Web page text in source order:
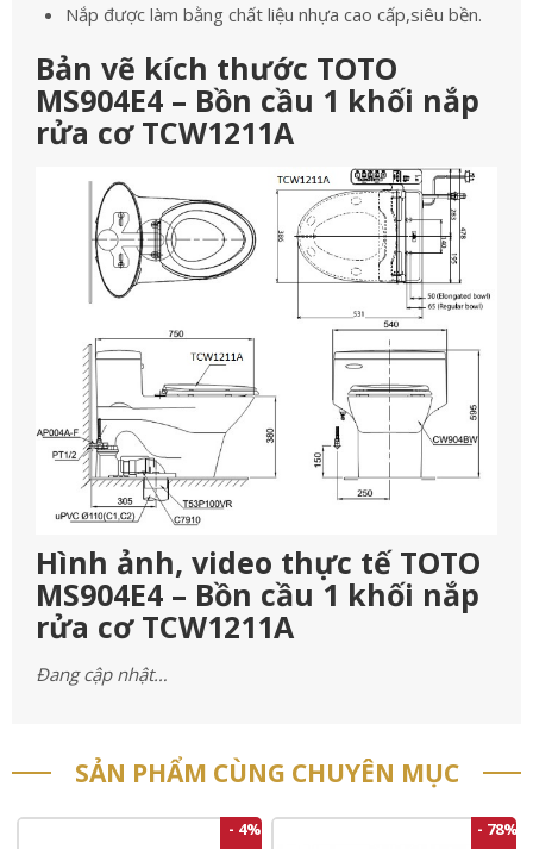
Nắp được làm bằng chất liệu nhựa cao cấp,siêu bền.
Bản vẽ kích thước TOTO
MS904E4 – Bồn cầu 1 khối nắp
rửa cơ TCW1211A
Hình ảnh, video thực tế TOTO
MS904E4 – Bồn cầu 1 khối nắp
rửa cơ TCW1211A
Đang cập nhật…
SẢN PHẨM CÙNG CHUYÊN MỤC
- 4% - 78%